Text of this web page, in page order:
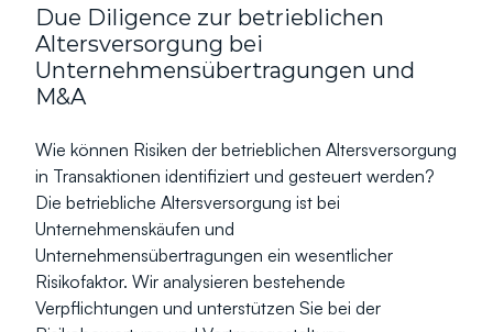
Due Diligence zur betrieblichen
Altersversorgung bei
Unternehmensübertragungen und
M&A
Wie können Risiken der betrieblichen Altersversorgung
in Transaktionen identifiziert und gesteuert werden?
Die betriebliche Altersversorgung ist bei
Unternehmenskäufen und
Unternehmensübertragungen ein wesentlicher
Risikofaktor. Wir analysieren bestehende
Verpflichtungen und unterstützen Sie bei der